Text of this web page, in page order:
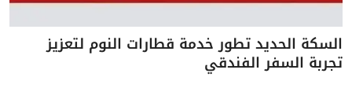
السكة الحديد تطور خدمة قطارات النوم لتعزيز
تجربة السفر الفندقي